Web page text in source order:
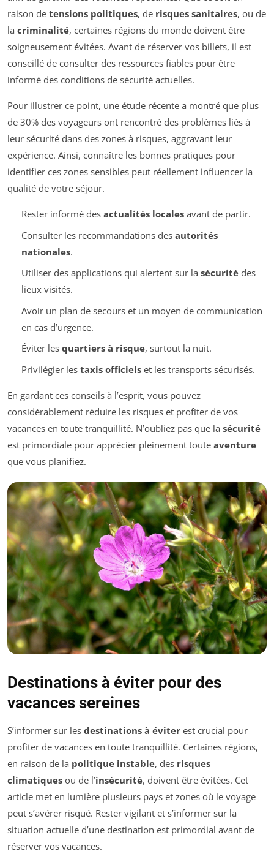
raison de tensions politiques, de risques sanitaires, ou de
la criminalité, certaines régions du monde doivent être
soigneusement évitées. Avant de réserver vos billets, il est
conseillé de consulter des ressources fiables pour être
informé des conditions de sécurité actuelles.
Pour illustrer ce point, une étude récente a montré que plus
de 30% des voyageurs ont rencontré des problèmes liés à
leur sécurité dans des zones à risques, aggravant leur
expérience. Ainsi, connaître les bonnes pratiques pour
identifier ces zones sensibles peut réellement influencer la
qualité de votre séjour.
Rester informé des actualités localesavant de partir.
Consulter les recommandations des autorités
nationales.
Utiliser des applications qui alertent sur la sécuritédes
lieux visités.
Avoir un plan de secours et un moyen de communication
en cas d’urgence.
Éviter les quartiers à risque, surtout la nuit.
Privilégier les taxis officielset les transports sécurisés.
En gardant ces conseils à l’esprit, vous pouvez
considérablement réduire les risques et profiter de vos
vacances en toute tranquillité. N’oubliez pas que la sécurité
est primordiale pour apprécier pleinement toute aventure
que vous planifiez.
Destinations à éviter pour des
vacances sereines
S’informer sur les destinations à éviter est crucial pour
profiter de vacances en toute tranquillité. Certaines régions,
en raison de la politique instable, des risques
climatiques ou de l’insécurité, doivent être évitées. Cet
article met en lumière plusieurs pays et zones où le voyage
peut s’avérer risqué. Rester vigilant et s’informer sur la
situation actuelle d’une destination est primordial avant de
réserver vos vacances.